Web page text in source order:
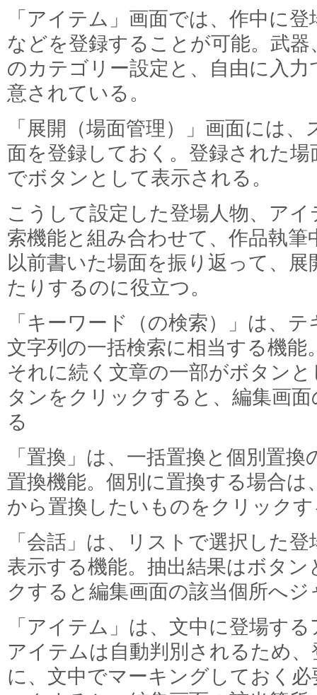
「アイテム」画面では、作中に
などを登録することが可能。武
のカテゴリー設定と、自由に入
意されている。
「展開（場面管理）」画面には
面を登録しておく。登録された
でボタンとして表示される。
こうして設定した登場人物、ア
索機能と組み合わせて、作品執
以前書いた場面を振り返って、
たりするのに役立つ。
「キーワード（の検索）」は、
文字列の一括検索に相当する機
それに続く文章の一部がボタン
タンをクリックすると、編集画
る
「置換」は、一括置換と個別置
置換機能。個別に置換する場合
から置換したいものをクリック
「会話」は、リストで選択した
表示する機能。抽出結果はボタ
クすると編集画面の該当個所へ
「アイテム」は、文中に登場す
アイテムは自動判別されるため
に、文中でマーキングしておく